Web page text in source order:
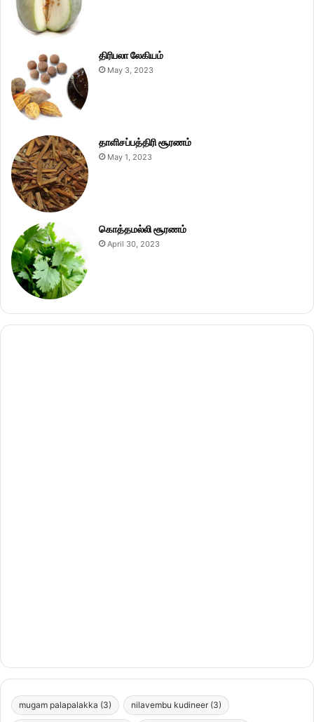
திரிபலா லேகியம்
May 3, 2023
தாளிசப்பத்திரி சூரணம்
May 1, 2023
கொத்தமல்லி சூரணம்
April 30, 2023
mugam palapalakka (3) nilavembu kudineer (3)